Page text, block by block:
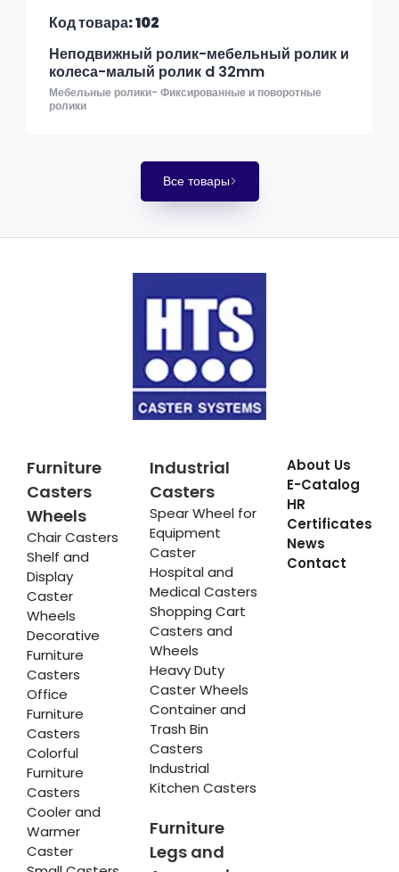
Код товара: 102
Неподвижный ролик-мебельный ролик и
колеса-малый ролик d 32mm
Мебельные ролики- Фиксированные и поворотные
ролики
Все товары
Furniture
Casters
Wheels
Chair Casters
Shelf and
Display
Caster
Wheels
Decorative
Furniture
Casters
Office
Furniture
Casters
Colorful
Furniture
Casters
Cooler and
Warmer
Caster
Industrial
Casters
Spear Wheel for
Equipment
Caster
Hospital and
Medical Casters
Shopping Cart
Casters and
Wheels
Heavy Duty
Caster Wheels
Container and
Trash Bin
Casters
Industrial
Kitchen Casters
Furniture
Legs and
About Us
E-Catalog
HR
Certificates
News
Contact